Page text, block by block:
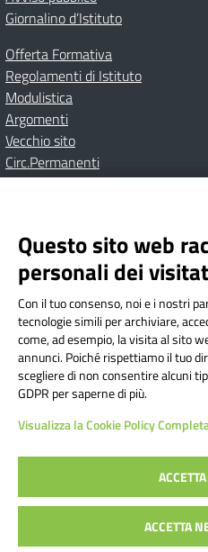
Giornalino d’Istituto
Offerta Formativa
Regolamenti di Istituto
Modulistica
Argomenti
Vecchio sito
Circ.Permanenti
Dichiarazione di accessibilità
Istituto Comprensivo
Via Cesare Bollea n. 3 -
toic84200d@istruzione.it |
Codice Fiscale:
TOIC84200D | Codice IPA:
Univoco: UFYI9M
Sito web realizzato da
Questo sito web
personali dei
Con il tuo consenso, noi e i nostri
tecnologie simili per archiviare,
come, ad esempio, la visita al sito
annunci. Poiché rispettiamo il tuo
scegliere di non consentire alcuni
GDPR per saperne di più.
Visualizza la Cookie Policy
ACCETTA